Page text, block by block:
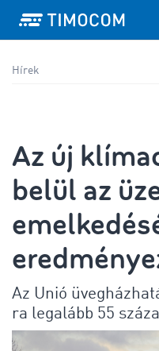
Hírek
Az új
belül az
Az Unió
ra legalább 55